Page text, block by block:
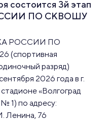
состоится 3й этап
ПО СКВОШУ
РОССИИ ПО
(спортивная
разряд)
2026 года в г.
«Волгоград
1) по адресу:
Ленина, 76